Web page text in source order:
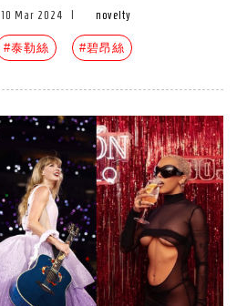
10 Mar 2024 novelty
#泰勒絲 #碧昂絲